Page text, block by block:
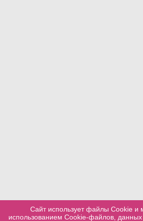
Сайт использует файлы Cookie и
использованием Cookie-файлов, данных